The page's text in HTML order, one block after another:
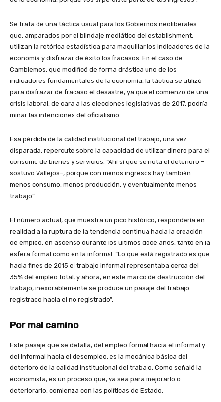
Se trata de una táctica usual para los Gobiernos neoliberales
que, amparados por el blindaje mediático del establishment,
utilizan la retórica estadística para maquillar los indicadores de la
economía y disfrazar de éxito los fracasos. En el caso de
Cambiemos, que modificó de forma drástica uno de los
indicadores fundamentales de la economía, la táctica se utilizó
para disfrazar de fracaso el desastre, ya que el comienzo de una
crisis laboral, de cara a las elecciones legislativas de 2017, podría
minar las intenciones del oficialismo.
Esa pérdida de la calidad institucional del trabajo, una vez
disparada, repercute sobre la capacidad de utilizar dinero para el
consumo de bienes y servicios. “Ahí sí que se nota el deterioro –
sostuvo Vallejos–, porque con menos ingresos hay también
menos consumo, menos producción, y eventualmente menos
trabajo”.
El número actual, que muestra un pico histórico, respondería en
realidad a la ruptura de la tendencia continua hacia la creación
de empleo, en ascenso durante los últimos doce años, tanto en la
esfera formal como en la informal. “Lo que está registrado es que
hacia fines de 2015 el trabajo informal representaba cerca del
35% del empleo total, y ahora, en este marco de destrucción del
trabajo, inexorablemente se produce un pasaje del trabajo
registrado hacia el no registrado”.
Por mal camino
Este pasaje que se detalla, del empleo formal hacia el informal y
del informal hacia el desempleo, es la mecánica básica del
deterioro de la calidad institucional del trabajo. Como señaló la
economista, es un proceso que, ya sea para mejorarlo o
deteriorarlo, comienza con las políticas de Estado.